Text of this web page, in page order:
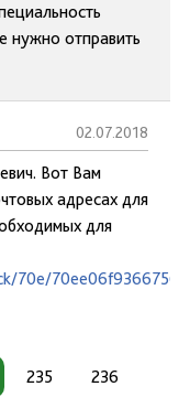
нужно отправить
02.07.2018
Вот Вам
адресах для
для
70e/
235 236